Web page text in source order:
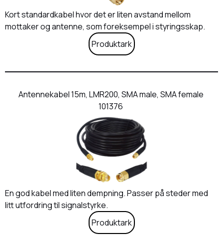
Kort standardkabel hvor det er liten avstand mellom
mottaker og antenne, som foreksempel i styringsskap.
Produktark
Antennekabel 15m, LMR200, SMA male, SMA female
101376
En god kabel med liten dempning. Passer på steder med
litt utfordring til signalstyrke.
Produktark